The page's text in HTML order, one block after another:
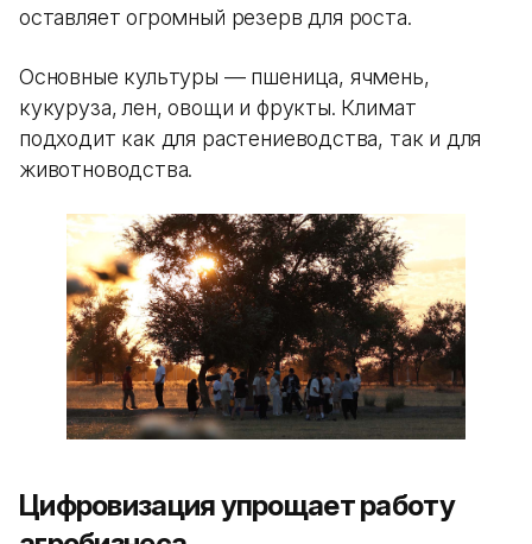
оставляет огромный резерв для роста.
Основные культуры — пшеница, ячмень,
кукуруза, лен, овощи и фрукты. Климат
подходит как для растениеводства, так и для
животноводства.
Цифровизация упрощает работу